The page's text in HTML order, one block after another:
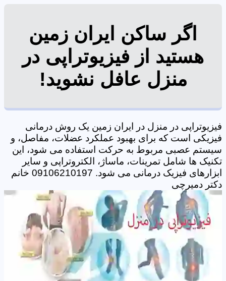
اگر ساکن ایران زمین
هستید از فیزیوتراپی در
منزل عافل نشوید!
فیزیوتراپی در منزل در ایران زمین یک روش درمانی
فیزیکی است که برای بهبود عملکرد عضلات، مفاصل، و
سیستم عصبی مربوط به حرکت استفاده می شود، این
تکنیک ها شامل تمرینات، ماساژ، الکتروتراپی و سایر
ابزارهای فیزیک درمانی می شود. 09106210197 خانم
دکتر دمیرچی